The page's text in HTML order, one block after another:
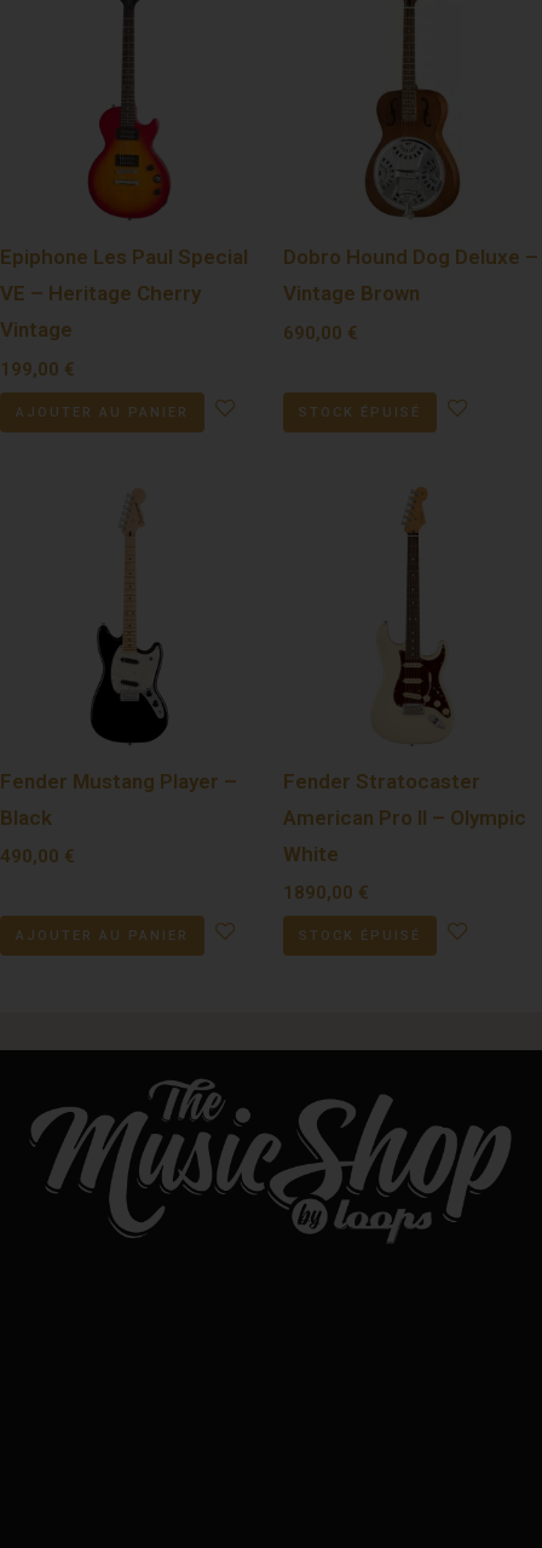
Epiphone Les Paul Special
VE – Heritage Cherry
Vintage
199,00 €
AJOUTER AU PANIER
Dobro Hound Dog Deluxe –
Vintage Brown
690,00 €
STOCK ÉPUISÉ
Fender Mustang Player –
Black
490,00 €
AJOUTER AU PANIER
Fender Stratocaster
American Pro II – Olympic
White
1890,00 €
STOCK ÉPUISÉ